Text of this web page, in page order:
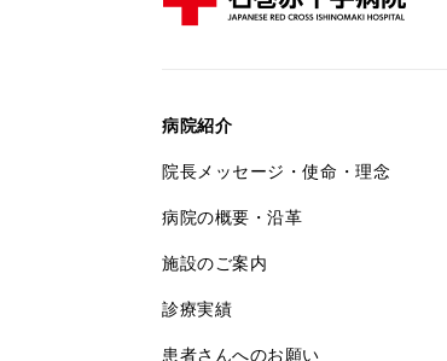
病院紹介
院長メッセージ・使命・理念
病院の概要・沿革
施設のご案内
診療実績
患者さんへのお願い